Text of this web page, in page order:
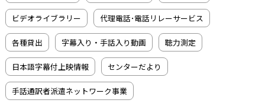
ビデオライブラリー 代理電話･電話リレーサービス
各種貸出 字幕入り・手話入り動画 聴力測定
日本語字幕付上映情報 センターだより
手話通訳者派遣ネットワーク事業